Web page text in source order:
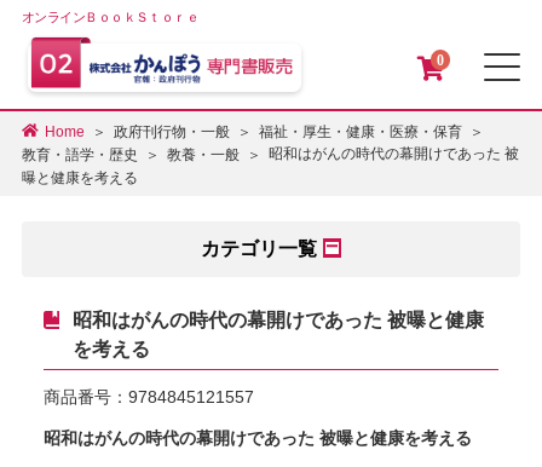
オンラインＢｏｏｋＳｔｏｒｅ
0
Home 政府刊行物・一般
福祉・厚生・健康・医療・保育
教育・語学・歴史
教養・一般
昭和はがんの時代の幕開けであった 被
曝と健康を考える
カテゴリ一覧
昭和はがんの時代の幕開けであった 被曝と健康
を考える
商品番号： 9784845121557
昭和はがんの時代の幕開けであった 被曝と健康を考える